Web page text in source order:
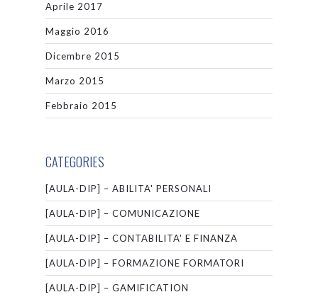
Aprile 2017
Maggio 2016
Dicembre 2015
Marzo 2015
Febbraio 2015
CATEGORIES
[AULA-DIP] – ABILITA' PERSONALI
[AULA-DIP] – COMUNICAZIONE
[AULA-DIP] – CONTABILITA' E FINANZA
[AULA-DIP] – FORMAZIONE FORMATORI
[AULA-DIP] – GAMIFICATION